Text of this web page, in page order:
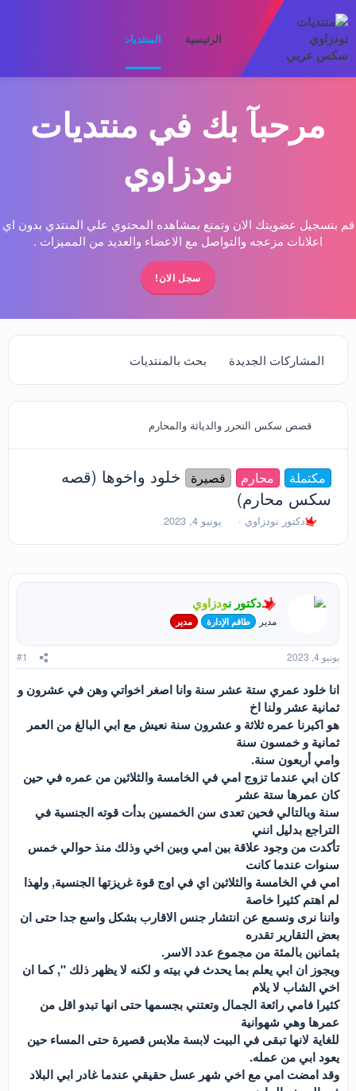
الرئيسية المنتديات
مرحبآ بك في منتديات
نودزاوي
قم بتسجيل عضويتك الان وتمتع بمشاهده المحتوي علي المنتدي بدون اي
اعلانات مزعجه والتواصل مع الاعضاء والعديد من المميزات .
سجل الان!
المشاركات الجديدة بحث بالمنتديات
قصص سكس التحرر والدياثة والمحارم
مكتملة محارم قصيرة
خلود واخوها (قصه
سكس محارم)
ب
د
ا
م
و
ع
دكتور نودزاوي
ت
ر
خ
ل
ب
د
ء
يونيو 4, 2023
دكتور نودزاوي
مدير طاقم الإدارة مدير
يونيو 4, 2023 #1
انا خلود عمري ستة عشر سنة وانا اصغر اخواتي وھن في عشرون و
ثمانية عشر ولنا اخ
ھو اكبرنا عمره ثلاثة و عشرون سنة نعيش مع ابي البالغ من العمر
ثمانية و خمسون سنة
وامي أربعون سنة.
كان ابي عندما تزوج امي في الخامسة والثلاثين من عمره في حين
كان عمرھا ستة عشر
سنة وبالتالي فحين تعدى سن الخمسين بدأت قوته الجنسية في
التراجع بدليل انني
تأكدت من وجود علاقة بين امي وبين اخي وذلك منذ حوالي خمس
سنوات عندما كانت
امي في الخامسة والثلاثين اي في اوج قوة غريزتھا الجنسية, ولھذا
لم اھتم كثيرا خاصة
واننا نرى ونسمع عن انتشار جنس الاقارب بشكل واسع جدا حتى ان
بعض التقارير تقدره
بثمانين بالمئة من مجموع عدد الاسر.
ويجوز ان ابي يعلم بما يحدث في بيته و لكنه لا يظھر ذلك ", كما ان
اخي الشاب لا يلام
كثيرا فامي رائعة الجمال وتعتني بجسمھا حتى انھا تبدو اقل من
عمرھا وھي شھوانية
للغاية لانھا تبقى في البيت لابسة ملابس قصيرة حتى المساء حين
يعود ابي من عمله.
وقد امضت امي مع اخي شھر عسل حقيقي عندما غادر ابي البلاد